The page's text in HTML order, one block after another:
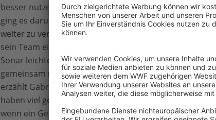
besser nutzen – das war das Ziel. In Kiel und Sassnitz
ging es darum, den Umgang mit dem Side Scan Sonar
weiter zu vertiefen. Außerdem bauten Crayton und
sein Team einen Bootskran, um den Einsatz des
Sonar leichter zu machen. "Insgesamt 18 Tage war ich
gemeinsam mit Crayton und dem Sonar auf See",
erzählt Gabriele. Das war eine tolle Erfahrung, wir
haben viel gelernt: Was tun bei Kabelbruch, was tun
wenn ein Geisternetz mit dem Sonarfisch gefangen